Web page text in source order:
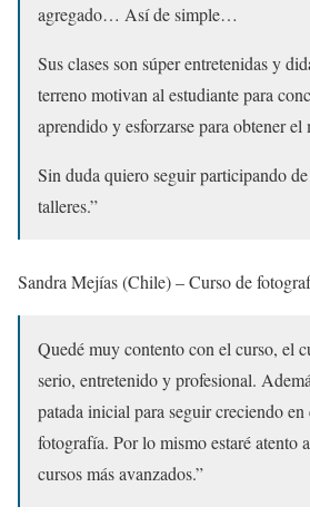
agregado… Así de simple…
Sus clases son súper entretenidas y
terreno motivan al estudiante para
aprendido y esforzarse para obtener
Sin duda quiero seguir participando
talleres.”
Sandra Mejías (Chile) – Curso de
Quedé muy contento con el curso, el
serio, entretenido y profesional.
patada inicial para seguir creciendo
fotografía. Por lo mismo estaré atento
cursos más avanzados.”